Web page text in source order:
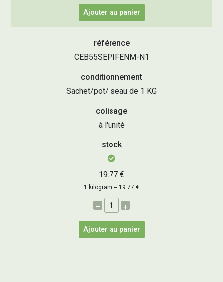
Ajouter au panier
référence
CEB55SEPIFENM-N1
conditionnement
Sachet/pot/ seau de 1 KG
colisage
à l'unité
stock
19.77 €
1 kilogram = 19.77 €
– +
Ajouter au panier